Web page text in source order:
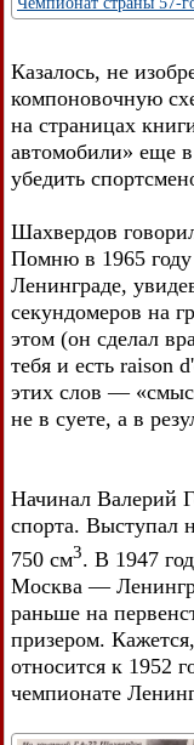
Казалось, не
компоновочную
на страницах
автомобили» еще
убедить
Шахвердов
Помню в 1965
Ленинграде,
секундомеров на
этом (он сделал
тебя и есть raison
этих слов —
не в суете, а в
Начинал Валерий
спорта. Выступал
750 см3. В 1947
Москва —
раньше на
призером.
относится к 1952
чемпионате